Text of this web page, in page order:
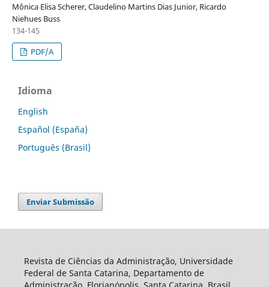
Mônica Elisa Scherer, Claudelino Martins Dias Junior, Ricardo
Niehues Buss
134-145
PDF/A
Idioma
English
Español (España)
Português (Brasil)
Enviar Submissão
Revista de Ciências da Administração, Universidade
Federal de Santa Catarina, Departamento de
Administração, Florianópolis, Santa Catarina, Brasil.